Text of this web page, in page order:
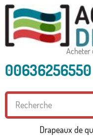
Acheter
00636256550
Drapeaux de